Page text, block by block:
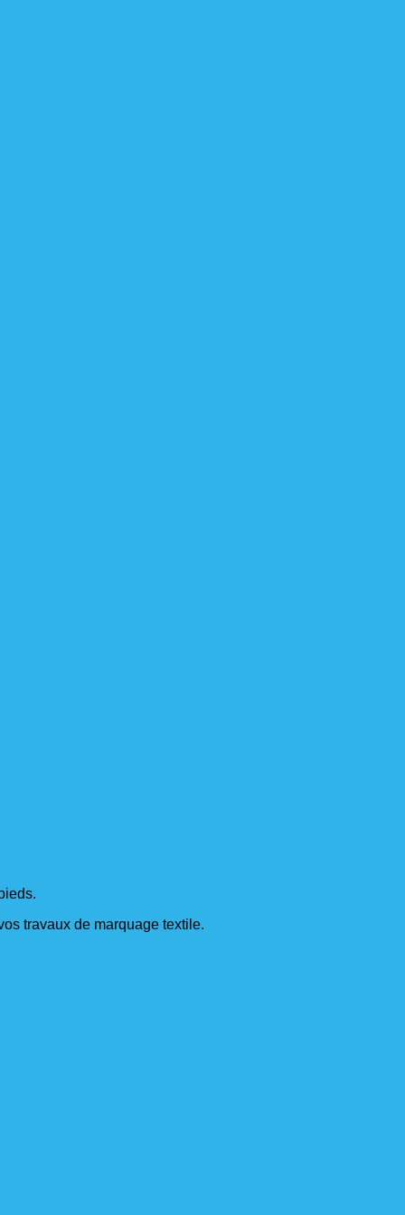
travaux de marquage textile.